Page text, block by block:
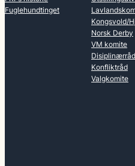
Fuglehundtinget
Kongsvold/
Norsk Derby
VM komite
Disiplinærråd
Konfliktråd
Valgkomite